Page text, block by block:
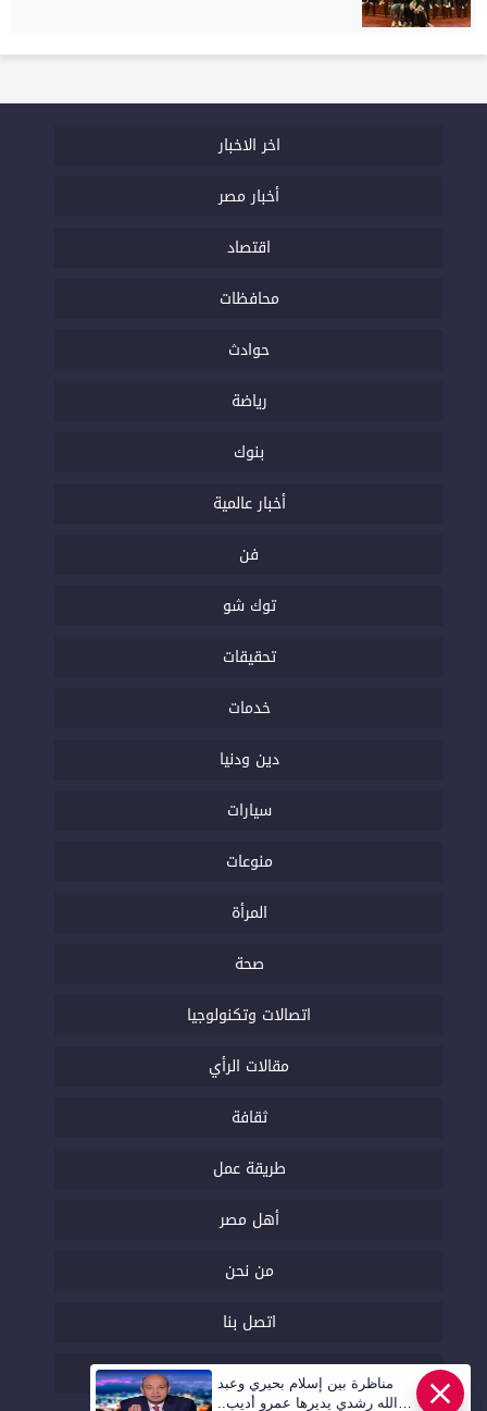
اخر الاخبار
أخبار مصر
اقتصاد
محافظات
حوادث
رياضة
بنوك
أخبار عالمية
فن
توك شو
تحقيقات
خدمات
دين ودنيا
سيارات
منوعات
المرأة
صحة
اتصالات وتكنولوجيا
مقالات الرأي
ثقافة
طريقة عمل
أهل مصر
من نحن
اتصل بنا
السياسة التحريرية
مناظرة بين إسلام بحيري وعبد
الله رشدي يديرها عمرو أديب..